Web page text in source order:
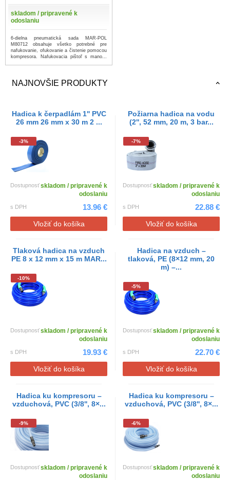
skladom / pripravené k
odoslaniu
6-dielna pneumatická sada MAR-POL
M80712 obsahuje všetko potrebné pre
nafukovanie, ofukovanie a čistenie pomocou
kompresora. Nafukovacia pištoľ s mano...
NAJNOVŠIE PRODUKTY
Hadica k čerpadlám 1'' PVC
26 mm 26 mm x 30 m 2 ...
-3%
Dostupnosťskladom / pripravené k
odoslaniu
s DPH 13.96 €
Vložiť do košíka
Požiarna hadica na vodu
(2'', 52 mm, 20 m, 3 bar...
-7%
Dostupnosťskladom / pripravené k
odoslaniu
s DPH 22.88 €
Vložiť do košíka
Tlaková hadica na vzduch
PE 8 x 12 mm x 15 m MAR...
-10%
Dostupnosťskladom / pripravené k
odoslaniu
s DPH 19.93 €
Vložiť do košíka
Hadica na vzduch –
tlaková, PE (8×12 mm, 20
m) –...
-5%
Dostupnosťskladom / pripravené k
odoslaniu
s DPH 22.70 €
Vložiť do košíka
Hadica ku kompresoru –
vzduchová, PVC (3/8'', 8×...
-9%
Dostupnosťskladom / pripravené k
odoslaniu
Hadica ku kompresoru –
vzduchová, PVC (3/8'', 8×...
-6%
Dostupnosťskladom / pripravené k
odoslaniu